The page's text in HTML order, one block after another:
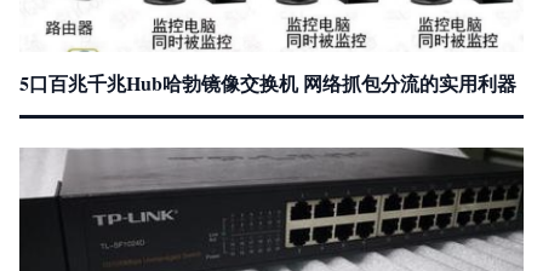
5口百兆千兆Hub哈勃镜像交换机 网络抓包分流的实用利器